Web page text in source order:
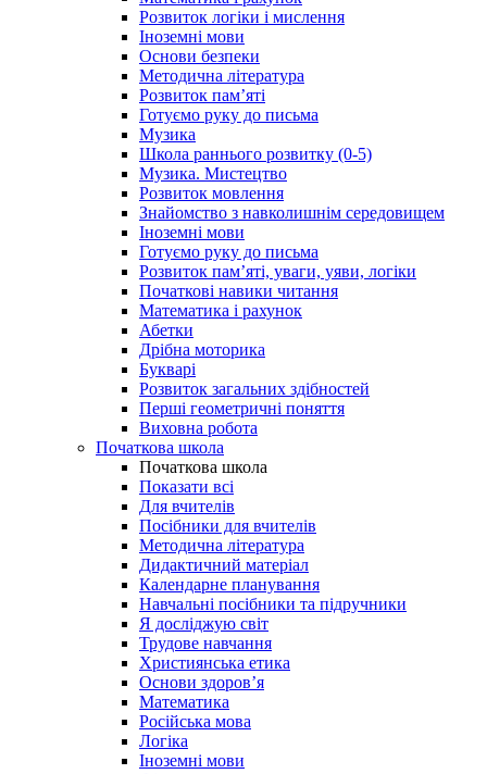
Розвиток логіки і мислення
Іноземні мови
Основи безпеки
Методична література
Розвиток пам’яті
Готуємо руку до письма
Музика
Школа раннього розвитку (0-5)
Музика. Мистецтво
Розвиток мовлення
Знайомство з навколишнім середовищем
Іноземні мови
Готуємо руку до письма
Розвиток пам’яті, уваги, уяви, логіки
Початкові навики читання
Математика і рахунок
Абетки
Дрібна моторика
Букварі
Розвиток загальних здібностей
Перші геометричні поняття
Виховна робота
Початкова школа
Початкова школа
Показати всі
Для вчителів
Посібники для вчителів
Методична література
Дидактичний матеріал
Календарне планування
Навчальні посібники та підручники
Я досліджую світ
Трудове навчання
Християнська етика
Основи здоров’я
Математика
Російська мова
Логіка
Іноземні мови